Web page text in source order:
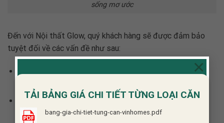
TẢI BẢNG GIÁ CHI TIẾT TỪNG LOẠI CĂN
bang-gia-chi-tiet-tung-can-vinhomes.pdf
×
sống mơ ước
Đến với Nội thất Glow, quý khách hàng sẽ được đảm bảo
tuyệt đối về các vấn đề như sau:
thiết kế nội thất phòng khách
Được phục vụ bởi đội ngũ kiến trúc sư dày dặn kinh
nghiệm, sáng tạo, năng động, nhiệt tình